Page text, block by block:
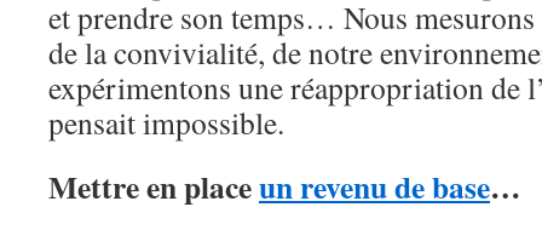
et prendre son temps… Nous
de la convivialité, de notre
expérimentons une réappropriation de
pensait impossible.
Mettre en placeun revenu de base…